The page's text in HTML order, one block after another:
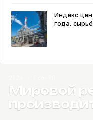
Индекс
года:
Мировой